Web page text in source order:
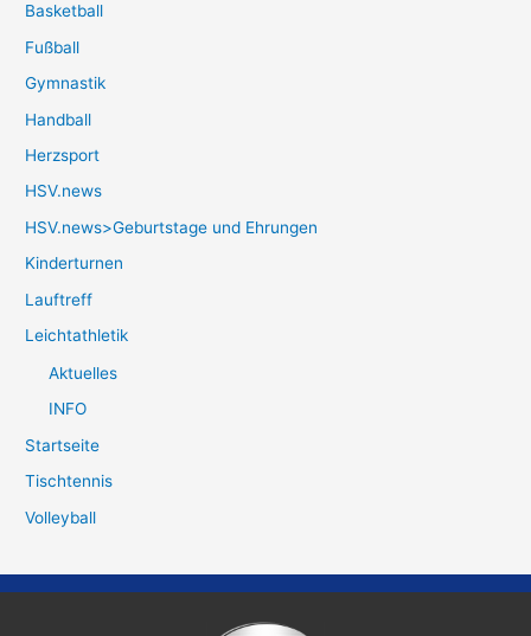
Basketball
Fußball
Gymnastik
Handball
Herzsport
HSV.news
HSV.news>Geburtstage und Ehrungen
Kinderturnen
Lauftreff
Leichtathletik
Aktuelles
INFO
Startseite
Tischtennis
Volleyball